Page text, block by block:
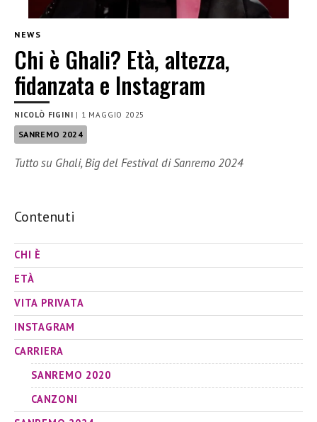
NEWS
Chi è Ghali? Età, altezza,
fidanzata e Instagram
NICOLÒ FIGINI | 1 MAGGIO 2025
SANREMO 2024
Tutto su Ghali, Big del Festival di Sanremo 2024
Contenuti
CHI È
ETÀ
VITA PRIVATA
INSTAGRAM
CARRIERA
SANREMO 2020
CANZONI